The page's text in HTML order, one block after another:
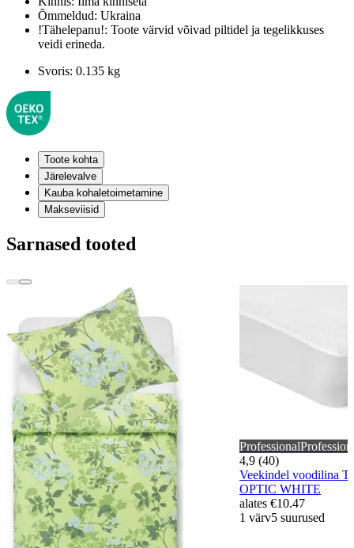
Õmmeldud: Ukraina
!Tähelepanu!: Toote värvid võivad piltidel ja tegelikkuses
veidi erineda.
Svoris: 0.135 kg
Toote kohta
Järelevalve
Kauba kohaletoimetamine
Makseviisid
Sarnased tooted
Professional
4,9 (40)
Veekindel voodilina
OPTIC WHITE
alates €10.47
1 värv5 suurused